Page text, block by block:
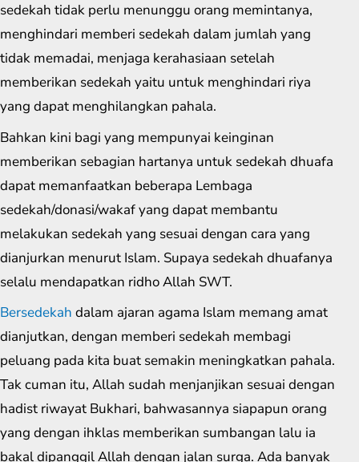
sedekah tidak perlu menunggu orang memintanya,
menghindari memberi sedekah dalam jumlah yang
tidak memadai, menjaga kerahasiaan setelah
memberikan sedekah yaitu untuk menghindari riya
yang dapat menghilangkan pahala.
Bahkan kini bagi yang mempunyai keinginan
memberikan sebagian hartanya untuk sedekah dhuafa
dapat memanfaatkan beberapa Lembaga
sedekah/donasi/wakaf yang dapat membantu
melakukan sedekah yang sesuai dengan cara yang
dianjurkan menurut Islam. Supaya sedekah dhuafanya
selalu mendapatkan ridho Allah SWT.
Bersedekah dalam ajaran agama Islam memang amat
dianjutkan, dengan memberi sedekah membagi
peluang pada kita buat semakin meningkatkan pahala.
Tak cuman itu, Allah sudah menjanjikan sesuai dengan
hadist riwayat Bukhari, bahwasannya siapapun orang
yang dengan ihklas memberikan sumbangan lalu ia
bakal dipanggil Allah dengan jalan surga. Ada banyak